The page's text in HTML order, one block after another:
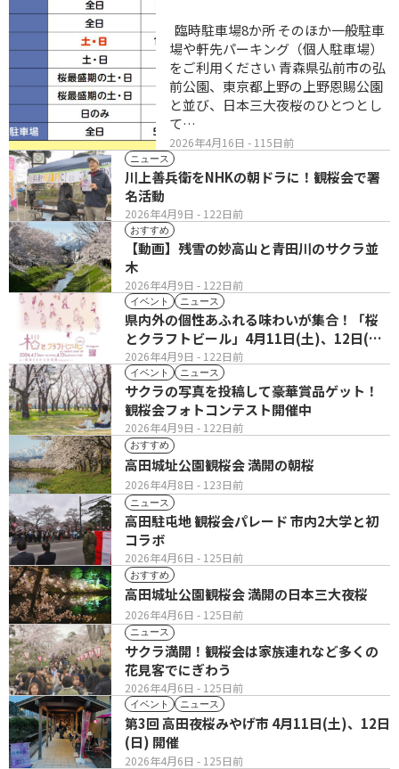
2026年4月16日 - 115日前
臨時駐車場8か所 そのほか一般駐車
場や軒先パーキング（個人駐車場）
をご利用ください 青森県弘前市の弘
前公園、東京都上野の上野恩賜公園
と並び、日本三大夜桜のひとつとし
て…
ニュース
2026年4月9日 - 122日前
川上善兵衛をNHKの朝ドラに！観桜会で署
名活動
おすすめ
2026年4月9日 - 122日前
【動画】残雪の妙高山と青田川のサクラ並
木
イベント ニュース
2026年4月9日 - 122日前
県内外の個性あふれる味わいが集合！「桜
とクラフトビール」4月11日(土)、12日(日)
開催
イベント ニュース
2026年4月9日 - 122日前
サクラの写真を投稿して豪華賞品ゲット！
観桜会フォトコンテスト開催中
おすすめ
2026年4月8日 - 123日前
高田城址公園観桜会 満開の朝桜
ニュース
2026年4月6日 - 125日前
高田駐屯地 観桜会パレード 市内2大学と初
コラボ
おすすめ
2026年4月6日 - 125日前
高田城址公園観桜会 満開の日本三大夜桜
ニュース
2026年4月6日 - 125日前
サクラ満開！観桜会は家族連れなど多くの
花見客でにぎわう
イベント ニュース
2026年4月6日 - 125日前
第3回 高田夜桜みやげ市 4月11日(土)、12日
(日) 開催